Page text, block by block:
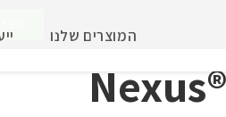
המוצרים שלנו